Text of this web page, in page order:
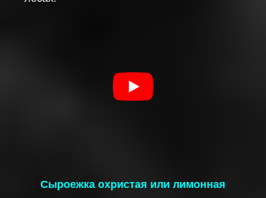
Сыроежка охристая или лимонная